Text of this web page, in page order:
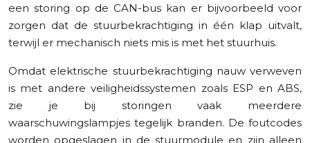
een storing op de CAN-bus kan er bijvoorbeeld voor
zorgen dat de stuurbekrachtiging in één klap uitvalt,
terwijl er mechanisch niets mis is met het stuurhuis.
Omdat elektrische stuurbekrachtiging nauw verweven
is met andere veiligheidssystemen zoals ESP en ABS,
zie je bij storingen vaak meerdere
waarschuwingslampjes tegelijk branden. De foutcodes
worden opgeslagen in de stuurmodule en zijn alleen